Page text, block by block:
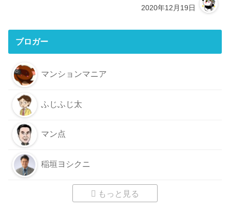
2020年12月19日
ブロガー
マンションマニア
ふじふじ太
マン点
稲垣ヨシクニ
もっと見る